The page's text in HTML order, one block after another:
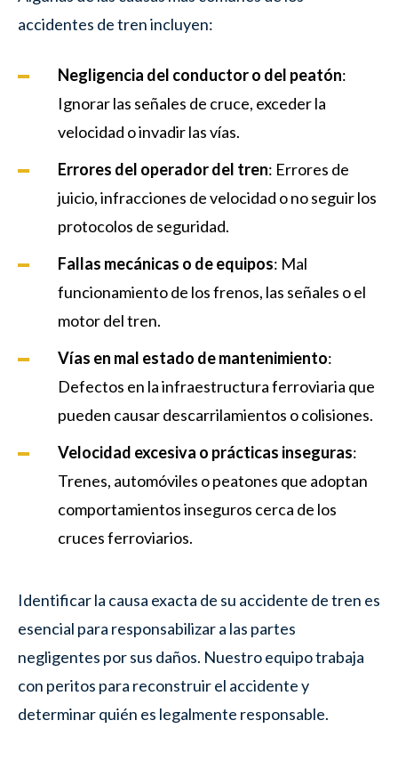
accidentes de tren incluyen:
Negligencia del conductor o del peatón:
Ignorar las señales de cruce, exceder la
velocidad o invadir las vías.
Errores del operador del tren: Errores de
juicio, infracciones de velocidad o no seguir los
protocolos de seguridad.
Fallas mecánicas o de equipos: Mal
funcionamiento de los frenos, las señales o el
motor del tren.
Vías en mal estado de mantenimiento:
Defectos en la infraestructura ferroviaria que
pueden causar descarrilamientos o colisiones.
Velocidad excesiva o prácticas inseguras:
Trenes, automóviles o peatones que adoptan
comportamientos inseguros cerca de los
cruces ferroviarios.
Identificar la causa exacta de su accidente de tren es
esencial para responsabilizar a las partes
negligentes por sus daños. Nuestro equipo trabaja
con peritos para reconstruir el accidente y
determinar quién es legalmente responsable.